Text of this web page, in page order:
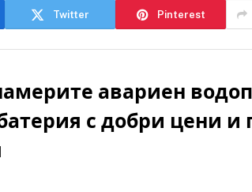
Twitter Pinterest
авариен
с добри цени и